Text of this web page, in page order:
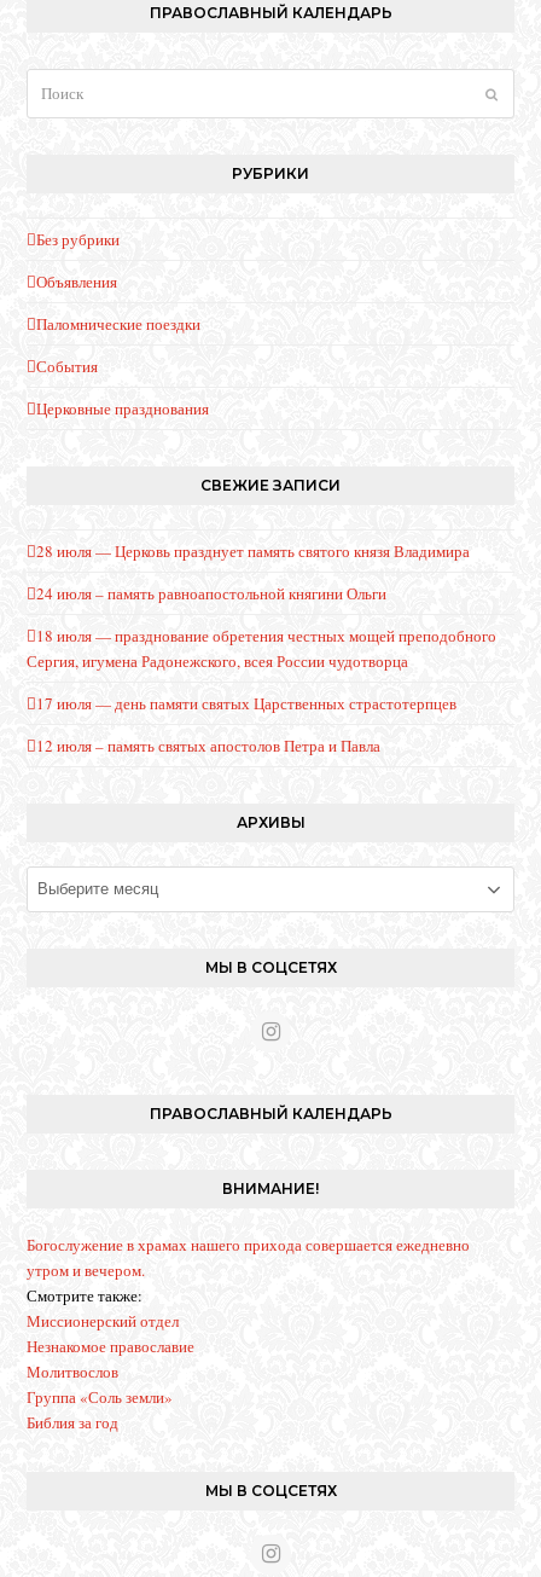
ПРАВОСЛАВНЫЙ КАЛЕНДАРЬ
РУБРИКИ
Без рубрики
Объявления
Паломнические поездки
События
Церковные празднования
СВЕЖИЕ ЗАПИСИ
28 июля — Церковь празднует память святого князя Владимира
24 июля – память равноапостольной княгини Ольги
18 июля — празднование обретения честных мощей преподобного
Сергия, игумена Радонежского, всея России чудотворца
17 июля — день памяти святых Царственных страстотерпцев
12 июля – память святых апостолов Петра и Павла
АРХИВЫ
Архивы
МЫ В СОЦСЕТЯХ
I
t
a
ПРАВОСЛАВНЫЙ КАЛЕНДАРЬ
ВНИМАНИЕ!
Богослужение в храмах нашего прихода совершается ежедневно
утром и вечером.
Смотрите также:
Миссионерский отдел
Незнакомое православие
Молитвослов
Группа «Соль земли»
Библия за год
МЫ В СОЦСЕТЯХ
I